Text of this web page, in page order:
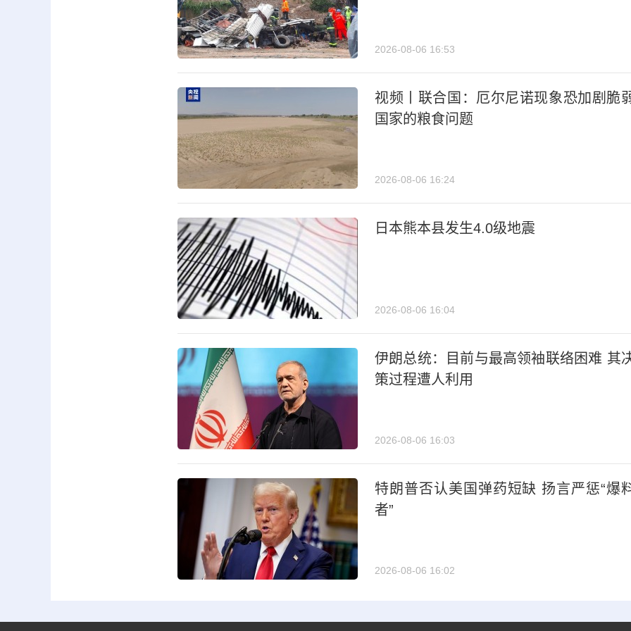
2026-08-06 16:53
视频丨联合国：厄尔尼诺现象恐加剧脆
国家的粮食问题
2026-08-06 16:24
日本熊本县发生4.0级地震
2026-08-06 16:04
伊朗总统：目前与最高领袖联络困难 其
策过程遭人利用
2026-08-06 16:03
特朗普否认美国弹药短缺 扬言严惩“爆
者”
2026-08-06 16:02